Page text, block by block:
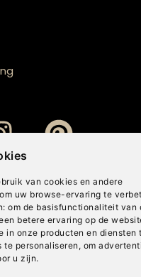
van cookies en andere
uw browse-ervaring te
om de basisfunctionaliteit van
betere ervaring op de
in onze producten en diensten
personaliseren , om
u zijn.